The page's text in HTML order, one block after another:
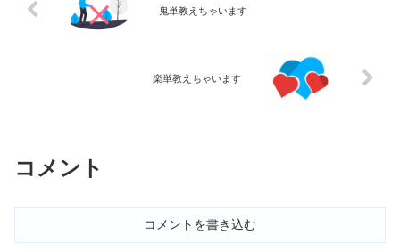
鬼単教えちゃいます
楽単教えちゃいます
コメント
コメントを書き込む